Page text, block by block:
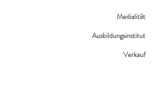
Medialität​
Ausbildungsinstitut
Verkauf